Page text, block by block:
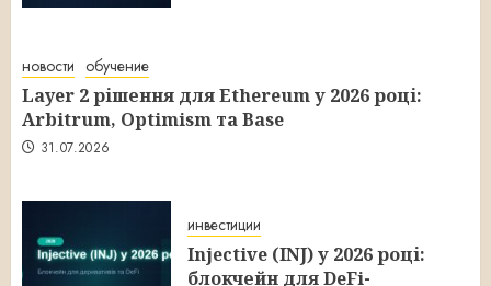
новости обучение
Layer 2 рішення для Ethereum у 2026 році:
Arbitrum, Optimism та Base
31.07.2026
инвестиции
Injective (INJ) у 2026 році:
блокчейн для DeFi-